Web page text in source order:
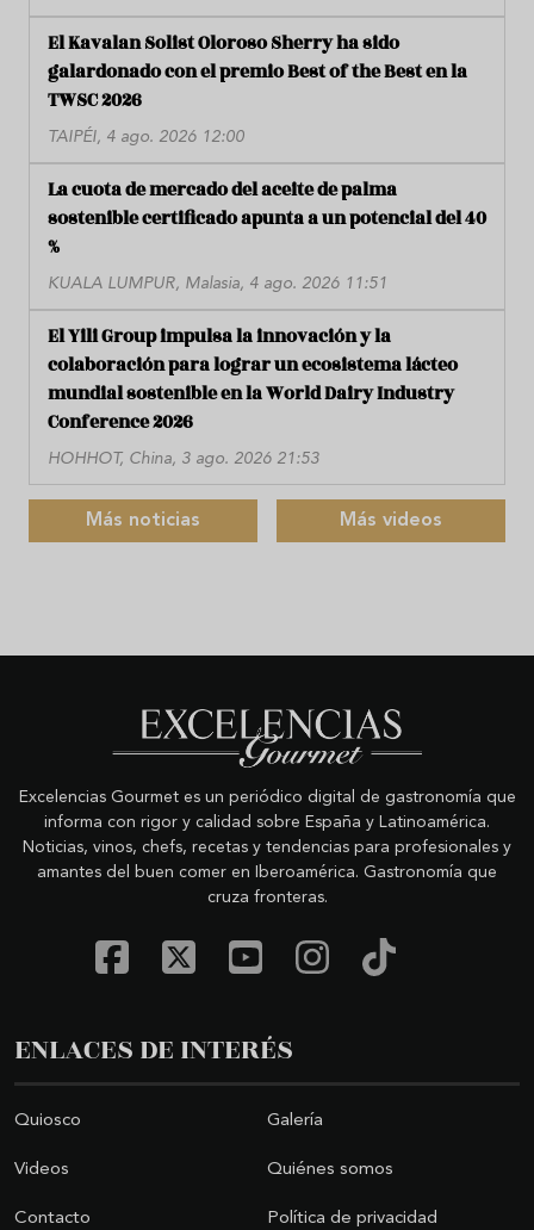
El Kavalan Solist Oloroso Sherry ha sido
galardonado con el premio Best of the Best en la
TWSC 2026
TAIPÉI, 4 ago. 2026 12:00
La cuota de mercado del aceite de palma
sostenible certificado apunta a un potencial del 40
%
KUALA LUMPUR, Malasia, 4 ago. 2026 11:51
El Yili Group impulsa la innovación y la
colaboración para lograr un ecosistema lácteo
mundial sostenible en la World Dairy Industry
Conference 2026
HOHHOT, China, 3 ago. 2026 21:53
Más noticias Más videos
Excelencias Gourmet es un periódico digital de gastronomía que
informa con rigor y calidad sobre España y Latinoamérica.
Noticias, vinos, chefs, recetas y tendencias para profesionales y
amantes del buen comer en Iberoamérica. Gastronomía que
cruza fronteras.
ENLACES DE INTERÉS
Quiosco Galería
Videos Quiénes somos
Contacto Política de privacidad